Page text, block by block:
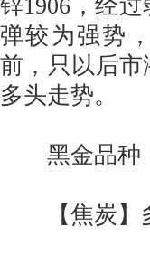
锌1906，经
弹较为强势
前，只以后
多头走势。
黑金品种
【焦炭】